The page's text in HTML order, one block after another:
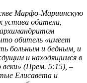
Марфо-Мариинскую
устава обители,
архимандритом
обитель «имеет
больным и бедным, и
и находящимся в
веки» (Прем. 5:15), –
Елисавета и